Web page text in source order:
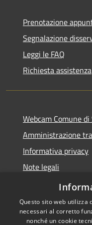
Prenotazione
Segnalazione
Leggi le FAQ
Richiesta assistenza
Webcam Comune
Amministrazione
Informativa privacy
Note legali
Dichiarazione di
Questo sito web utilizza
necessari al corretto
nonché un cookie